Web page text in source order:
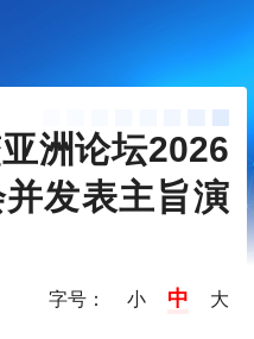
洲论坛2026
发表主旨演
字号： 小 中 大